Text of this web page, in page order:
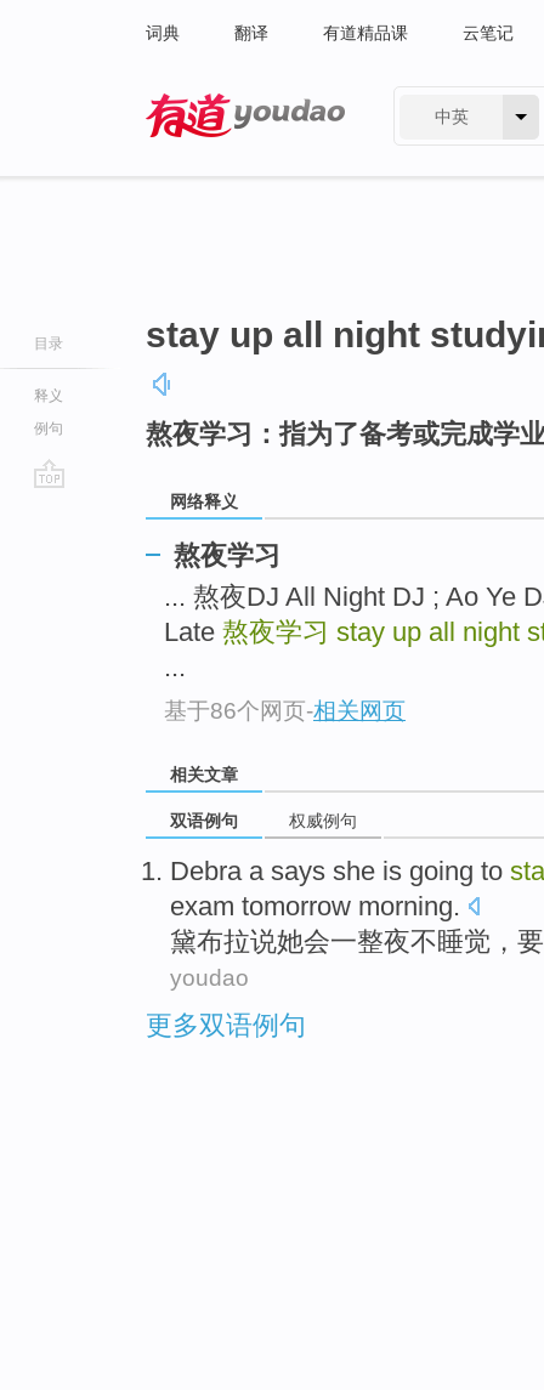
词典 翻译 有道精品课 云笔记
中英
目录
释义
例句
stay up all night
熬夜学习：指为了备考或完成学
网络释义
熬夜学习
... 熬夜DJ All Night DJ ; Ao Ye
Late 熬夜学习 stay up all night
...
基于86个网页-相关网页
相关文章
双语例句 权威例句
Debraa says she is going to
exam tomorrow morning.
黛布拉说她会一整夜不睡觉， 要
youdao
更多双语例句